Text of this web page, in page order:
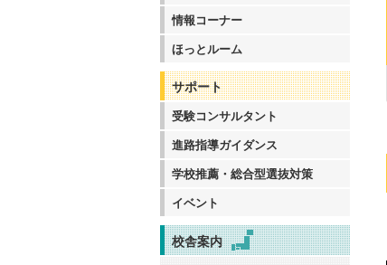
情報コーナー
ほっとルーム
サポート
受験コンサルタント
進路指導ガイダンス
学校推薦・総合型選抜対策
イベント
校舎案内